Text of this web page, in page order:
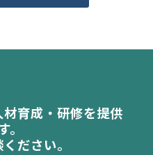
育成・研修を提供
。
ださい。